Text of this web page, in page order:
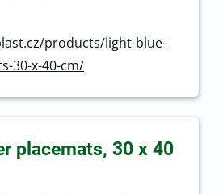
products/light-blue-
30-x-40-cm/
placemats, 30 x 40